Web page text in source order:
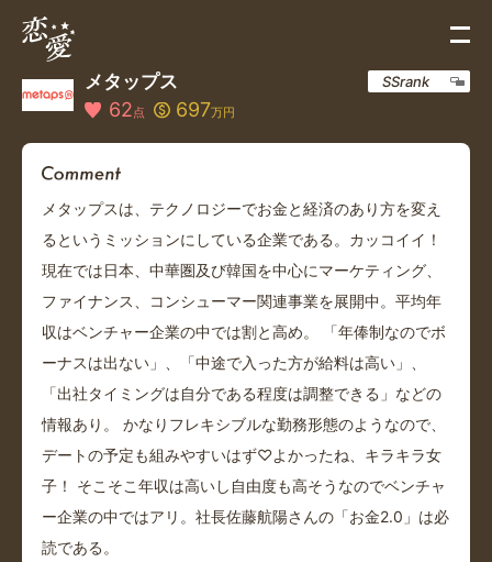
メタップス
62点 697万円
SSrank
メタップスは、テクノロジーでお金と経済のあり方を変え
るというミッションにしている企業である。カッコイイ！
現在では日本、中華圏及び韓国を中心にマーケティング、
ファイナンス、コンシューマー関連事業を展開中。平均年
収はベンチャー企業の中では割と高め。 「年俸制なのでボ
ーナスは出ない」、「中途で入った方が給料は高い」、
「出社タイミングは自分である程度は調整できる」などの
情報あり。 かなりフレキシブルな勤務形態のようなので、
デートの予定も組みやすいはず♡よかったね、キラキラ女
子！ そこそこ年収は高いし自由度も高そうなのでベンチャ
ー企業の中ではアリ。社長佐藤航陽さんの「お金2.0」は必
読である。